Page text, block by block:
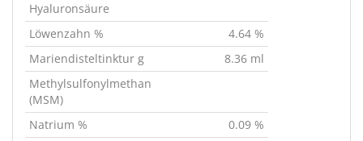
Hyaluronsäure
Löwenzahn %
4.64 %
Mariendisteltinktur g
8.36 ml
Methylsulfonylmethan
(MSM)
Natrium %
0.09 %